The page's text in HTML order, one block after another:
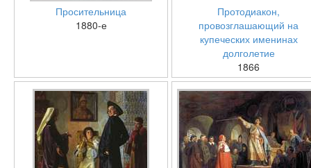
Просительница
1880-е
Протодиакон,
провозглашающий на
купеческих именинах
долголетие
1866